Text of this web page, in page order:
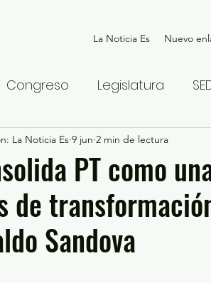
La Noticia Es Nuevo
Congreso Legislatura
Estatal Gubernatura
Seguridad y Justicia
Opinión
PT como
de
Sandova
La Noticia Es 9 jun 2 min de lectura